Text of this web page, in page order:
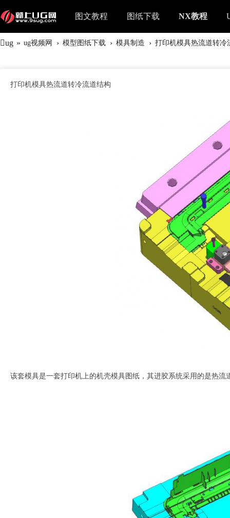
图文教程 图纸下载 NX教程
ug » ug视频网 › 模型图纸下载 › 模具制造 › 打印机模具热流道转冷
打印机模具热流道转冷流道结构
该套模具是一套打印机上的机壳模具图纸，其进胶系统采用的是热